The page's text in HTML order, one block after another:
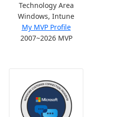
Technology Area
Windows, Intune
My MVP Profile
2007~2026 MVP